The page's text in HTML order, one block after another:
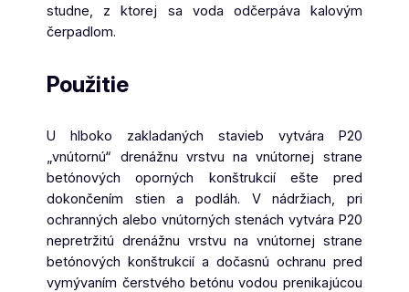
studne, z ktorej sa voda odčerpáva kalovým
čerpadlom.
Použitie
U hlboko zakladaných stavieb vytvára P20
„vnútornú“ drenážnu vrstvu na vnútornej strane
betónových oporných konštrukcií ešte pred
dokončením stien a podláh. V nádržiach, pri
ochranných alebo vnútorných stenách vytvára P20
nepretržitú drenážnu vrstvu na vnútornej strane
betónových konštrukcií a dočasnú ochranu pred
vymývaním čerstvého betónu vodou prenikajúcou